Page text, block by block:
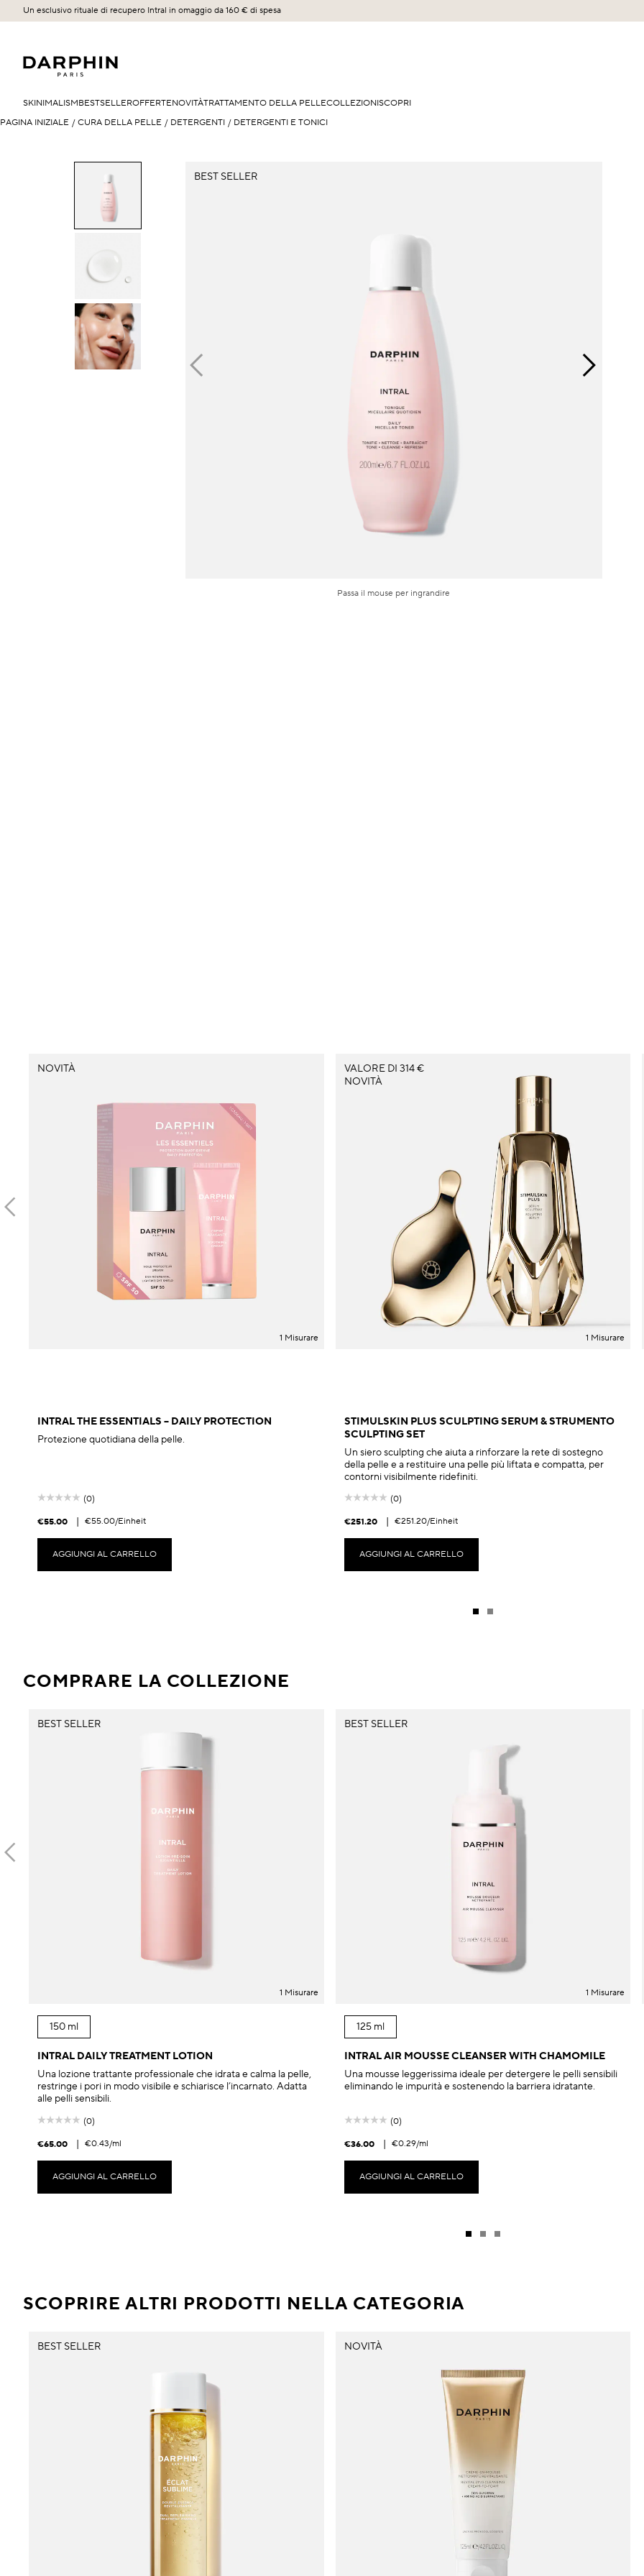
Un esclusivo rituale di recupero Intral in omaggio da 160 € di spesa
SKINIMALISMBESTSELLEROFFERTENOVITÀTRATTAMENTO DELLA PELLECOLLEZIONISCOPRI
PAGINA INIZIALE / CURA DELLA PELLE / DETERGENTI / DETERGENTI E TONICI
BEST SELLER
Passa il mouse per ingrandire
NOVITÀ
1 Misurare
INTRAL THE ESSENTIALS – DAILY PROTECTION
Protezione quotidiana della pelle.
(0)
€55.00 | €55.00/Einheit
AGGIUNGI AL CARRELLO
VALORE DI 314 €
NOVITÀ
1 Misurare
STIMULSKIN PLUS SCULPTING SERUM & STRUMENTO
SCULPTING SET
Un siero sculpting che aiuta a rinforzare la rete di sostegno
della pelle e a restituire una pelle più liftata e compatta, per
contorni visibilmente ridefiniti.
(0)
€251.20 | €251.20/Einheit
AGGIUNGI AL CARRELLO
COMPRARE LA COLLEZIONE
BEST SELLER
1 Misurare
150 ml
INTRAL DAILY TREATMENT LOTION
Una lozione trattante professionale che idrata e calma la pelle,
restringe i pori in modo visibile e schiarisce l’incarnato. Adatta
alle pelli sensibili.
(0)
€65.00 €0.43/ml
AGGIUNGI AL CARRELLO
BEST SELLER
1 Misurare
125 ml
INTRAL AIR MOUSSE CLEANSER WITH CHAMOMILE
Una mousse leggerissima ideale per detergere le pelli sensibili
eliminando le impurità e sostenendo la barriera idratante.
(0)
€36.00 €0.29/ml
AGGIUNGI AL CARRELLO
SCOPRIRE ALTRI PRODOTTI NELLA CATEGORIA
BEST SELLER NOVITÀ